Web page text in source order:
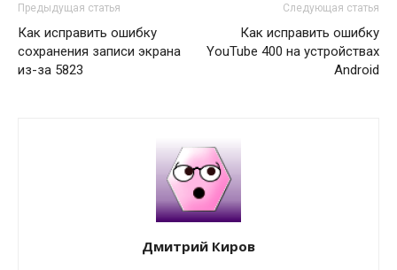
Предыдущая статья
Как исправить ошибку
сохранения записи экрана
из-за 5823
Следующая статья
Как исправить ошибку
YouTube 400 на устройствах
Android
Дмитрий Киров